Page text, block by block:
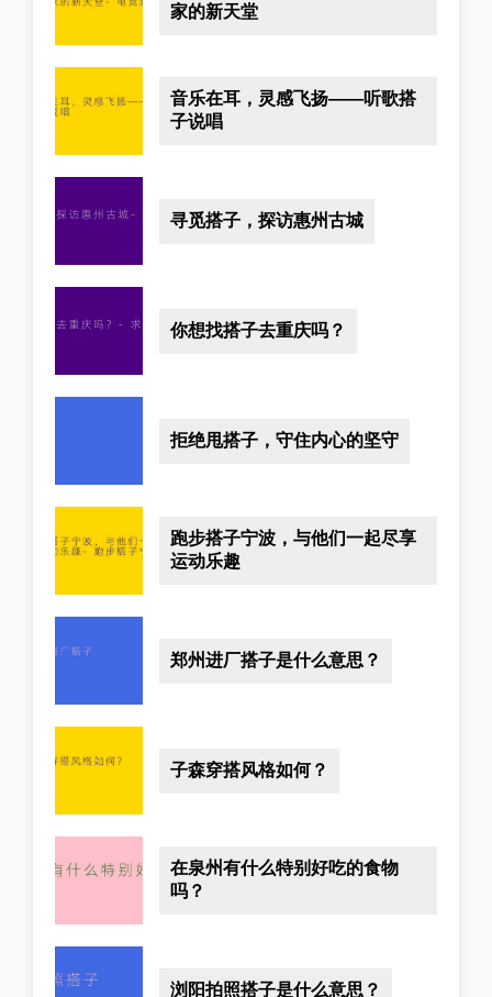
家的新天堂
音乐在耳，灵感飞扬——听歌搭
子说唱
寻觅搭子，探访惠州古城
你想找搭子去重庆吗？
拒绝甩搭子，守住内心的坚守
跑步搭子宁波，与他们一起尽享
运动乐趣
郑州进厂搭子是什么意思？
子森穿搭风格如何？
在泉州有什么特别好吃的食物
吗？
浏阳拍照搭子是什么意思？